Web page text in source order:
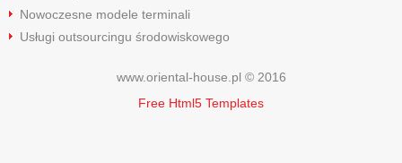
Nowoczesne modele terminali
Usługi outsourcingu środowiskowego
www.oriental-house.pl © 2016
Free Html5 Templates